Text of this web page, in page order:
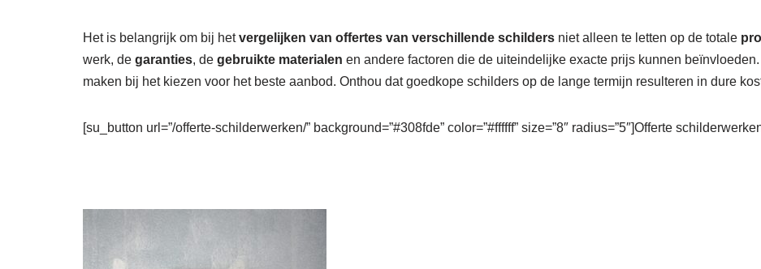
Het is belangrijk om bij hetvergelijken van offertes van verschillende schilders niet alleen te letten op de totale
werk, de garanties, de gebruikte materialen en andere factoren die de uiteindelijke exacte prijs kunnen
maken bij het kiezen voor het beste aanbod. Onthou dat goedkope schilders op de lange termijn resulteren in dure
[su_button url=”/offerte-schilderwerken/” background=”#308fde” color=”#ffffff” size=”8″ radius=”5″]Offerte